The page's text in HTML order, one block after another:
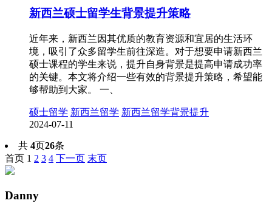
新西兰硕士留学生背景提升策略
近年来，新西兰因其优质的教育资源和宜居的生活环
境，吸引了众多留学生前往深造。对于想要申请新西兰
硕士课程的学生来说，提升自身背景是提高申请成功率
的关键。本文将介绍一些有效的背景提升策略，希望能
够帮助到大家。 一、
硕士留学 新西兰留学 新西兰留学背景提升
2024-07-11
共 4页26条
首页 1 2 3 4 下一页 末页
Danny